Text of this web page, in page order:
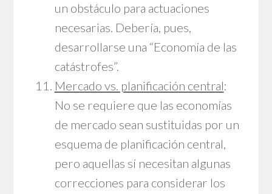
un obstáculo para actuaciones
necesarias. Debería, pues,
desarrollarse una “Economía de las
catástrofes”.
Mercado vs. planificación central:
No se requiere que las economías
de mercado sean sustituidas por un
esquema de planificación central,
pero aquellas sí necesitan algunas
correcciones para considerar los